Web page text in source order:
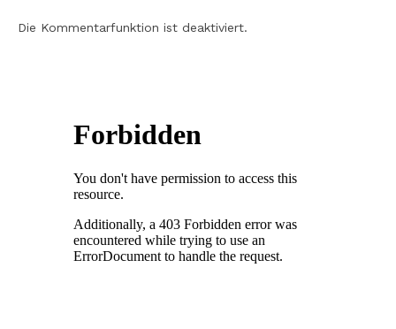
Die Kommentarfunktion ist deaktiviert.